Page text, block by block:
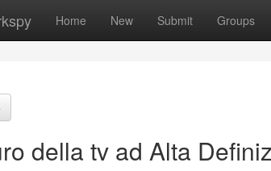
Home New Submit Groups
della tv ad Alta